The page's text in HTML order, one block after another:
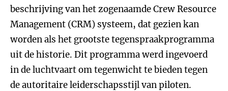
beschrijving van het zogenaamde Crew Resource
Management (CRM) systeem, dat gezien kan
worden als het grootste tegenspraakprogramma
uit de historie. Dit programma werd ingevoerd
in de luchtvaart om tegenwicht te bieden tegen
de autoritaire leiderschapsstijl van piloten.